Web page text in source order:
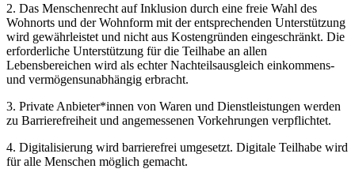
2. Das Menschenrecht auf Inklusion durch eine freie Wahl des
Wohnorts und der Wohnform mit der entsprechenden Unterstützung
wird gewährleistet und nicht aus Kostengründen eingeschränkt. Die
erforderliche Unterstützung für die Teilhabe an allen
Lebensbereichen wird als echter Nachteilsausgleich einkommens-
und vermögensunabhängig erbracht.
3. Private Anbieter*innen von Waren und Dienstleistungen werden
zu Barrierefreiheit und angemessenen Vorkehrungen verpflichtet.
4. Digitalisierung wird barrierefrei umgesetzt. Digitale Teilhabe wird
für alle Menschen möglich gemacht.